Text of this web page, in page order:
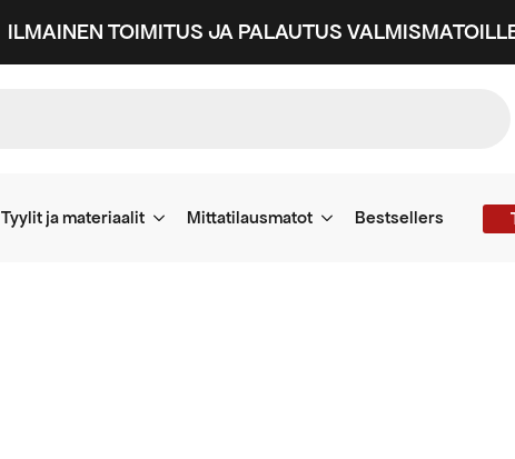
ILMAINEN TOIMITUS JA PALAUTUS
Tyylit ja materiaalit Mittatilausmatot Bestsellers